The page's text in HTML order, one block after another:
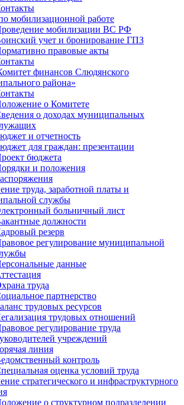
мобилизационной работе
мобилизации ВС РФ
учет и бронирование ГПЗ
правовые акты
финансов Слюдянского
района»
о Комитете
о доходах муниципальных
и отчетность
для граждан: презентации
бюджета
и положения
труда, заработной платы и
службы
больничный лист
должности
резерв
регулирование муниципальной
данные
труда
партнерство
трудовых ресурсов
трудовых отношений
регулирование труда
учреждений
линия
контроль
оценка условий труда
стратегического и инфраструктурного
о структурном подразделении